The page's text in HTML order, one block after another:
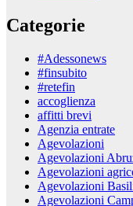
Categorie
#Adessonews
#finsubito
#retefin
accoglienza
affitti brevi
Agenzia entrate
Agevolazioni
Agevolazioni
Agevolazioni
Agevolazioni
Agevolazioni